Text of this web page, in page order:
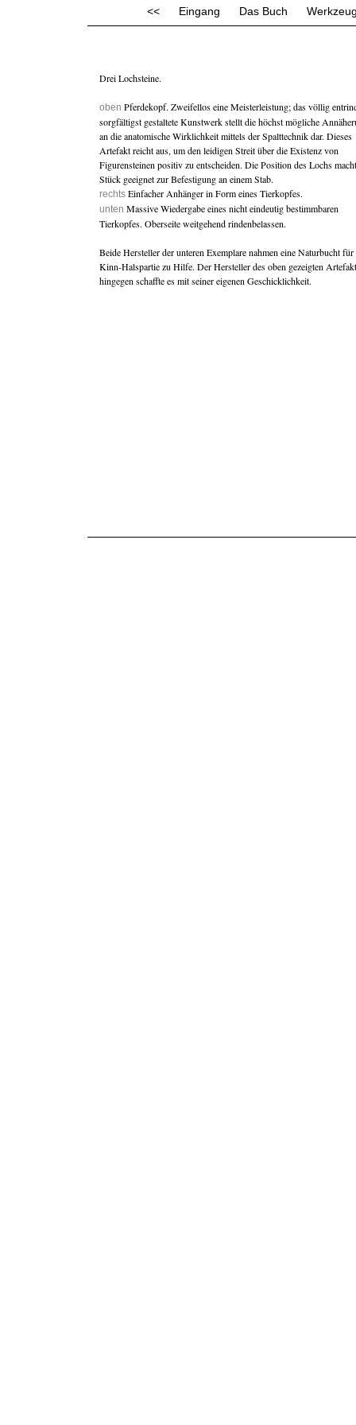
<< Eingang Das Buch
Drei Lochsteine.
oben Pferdekopf. Zweifellos eine Meisterleistung; das völlig
sorgfältigst gestaltete Kunstwerk stellt die höchst mögliche
an die anatomische Wirklichkeit mittels der Spalttechnik dar. Dieses
Artefakt reicht aus, um den leidigen Streit über die Existenz von
Figurensteinen positiv zu entscheiden. Die Position des Lochs
Stück geeignet zur Befestigung an einem Stab.
rechts Einfacher Anhänger in Form eines Tierkopfes.
unten Massive Wiedergabe eines nicht eindeutig bestimmbaren
Tierkopfes. Oberseite weitgehend rindenbelassen.
Beide Hersteller der unteren Exemplare nahmen eine Naturbucht für
Kinn-Halspartie zu Hilfe. Der Hersteller des oben gezeigten
hingegen schaffte es mit seiner eigenen Geschicklichkeit.